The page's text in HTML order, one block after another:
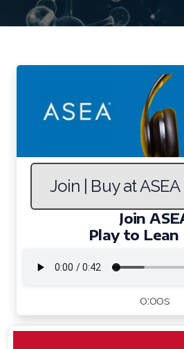
Join | Buy at
Join
Play to Lean
0:00s
ASEA Redox Supplement
RENUAdvanced Intensive
RENUADVANCED SET
RENUADVANCED GLOW SERUM
RENUADVANCED HYDRATING CREAM
RENUADVANCED BALANCING TONER
RENUADVANCED FOAMING